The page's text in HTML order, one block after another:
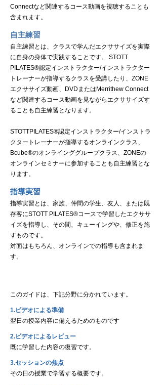
Connectなど関連するコース動画を視聴することも
含まれます。
自主練習
自主練習とは、クラスで学んだエクササイズを実際
に自身の身体で実践することです。 STOTT
PILATES®認定インストラクター/インストラクター
トレーナーが指導するクラスを受講したり、ZONE
エクササイズ動画、DVDまたはMerrithew Connect
など関連するコース動画を見ながらエクササイズす
ることも自主練習となります。
STOTTPILATES®認定インストラクター/インストラ
クタートレーナーが指導するオンラインクラス、
Bcube®のオンラインググループクラス、ZONEの
オンラインセミナーに参加することも自主練習とな
ります。
指導実習
指導実習とは、家族、仲間の学生、友人、または既
存客にSTOTT PILATES®コースで学習したエクササ
イズを指導し、その間、キューイングや、修正を施
すものです。
対面はもちろん、オンラインでの指導も含まれま
す。
このガイドは、下記分野に分かれています。
1.ビデオによる準備
翌日の授業内容に備えるためのものです
2.ビデオによるレビュー
既に学習した内容の復習です。
3.セッションの焦点
その日の授業で学習する概要です。